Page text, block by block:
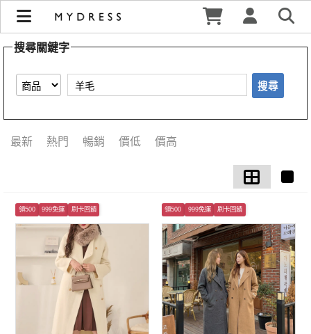
【羊毛】搜尋結果 | MYDRESS 時裳韓風
搜尋關鍵字
搜尋
最新 熱門 暢銷 價低 價高
領500 999免運 刷卡回饋 領500 999免運 刷卡回饋